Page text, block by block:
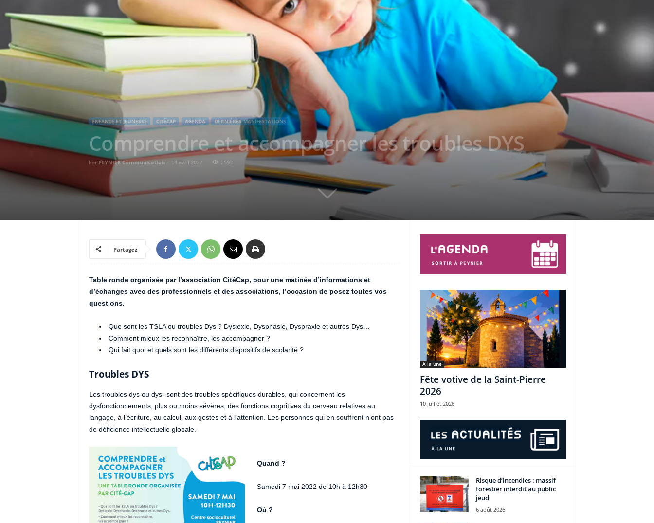
ENFANCE ET JEUNESSE CITÉCAP AGENDA DERNIÈRES MANIFESTATIONS
Comprendre et accompagner les troubles DYS
Par PEYNIER Communication - 14 avril 2022 2593
Partagez
Table ronde organisée par l’association CitéCap, pour une matinée d’informations et
d’échanges avec des professionnels et des associations, l’occasion de posez toutes vos
questions.
Que sont les TSLA ou troubles Dys ? Dyslexie, Dysphasie, Dyspraxie et autres Dys…
Comment mieux les reconnaître, les accompagner ?
Qui fait quoi et quels sont les différents dispositifs de scolarité ?
Troubles DYS
Les troubles dys ou dys- sont des troubles spécifiques durables, qui concernent les
dysfonctionnements, plus ou moins sévères, des fonctions cognitives du cerveau relatives au
langage, à l’écriture, au calcul, aux gestes et à l’attention. Les personnes qui en souffrent n’ont pas
de déficience intellectuelle globale.
Quand ?
Samedi 7 mai 2022 de 10h à 12h30
Où ?
A la une
Fête votive de la Saint-Pierre
2026
10 juillet 2026
Risque d’incendies : massif
forestier interdit au public
jeudi
6 août 2026